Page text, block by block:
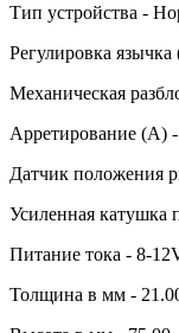
Тип устройства -
Регулировка
Механическая
Арретирование (A)
Датчик положения
Усиленная катушка
Питание тока - 8-
Толщина в мм -